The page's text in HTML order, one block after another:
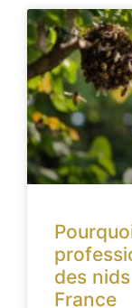
des
France